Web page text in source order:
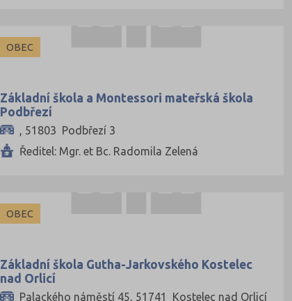
OBEC
Základní škola a Montessori mateřská škola
Podbřezí
, 51803 Podbřezí 3
Ředitel: Mgr. et Bc. Radomila Zelená
OBEC
Základní škola Gutha-Jarkovského Kostelec
nad Orlicí
Palackého náměstí 45, 51741 Kostelec nad Orlicí